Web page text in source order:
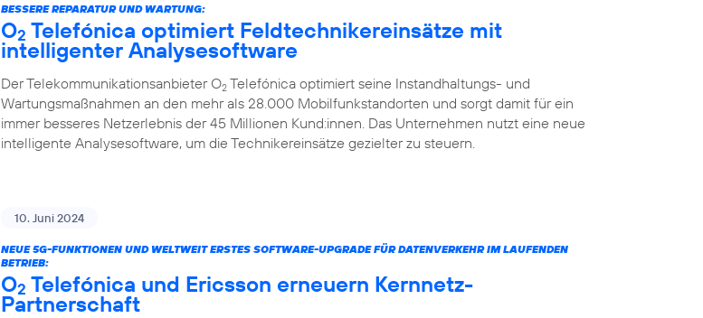
BESSERE REPARATUR UND WARTUNG:
O2 Telefónica optimiert Feldtechnikereinsätze mit
intelligenter Analysesoftware
Der Telekommunikationsanbieter O2 Telefónica optimiert seine Instandhaltungs- und
Wartungsmaßnahmen an den mehr als 28.000 Mobilfunkstandorten und sorgt damit für ein
immer besseres Netzerlebnis der 45 Millionen Kund:innen. Das Unternehmen nutzt eine neue
intelligente Analysesoftware, um die Technikereinsätze gezielter zu steuern.
10. Juni 2024
NEUE 5G-FUNKTIONEN UND WELTWEIT ERSTES SOFTWARE-UPGRADE FÜR DATENVERKEHR IM LAUFENDEN
BETRIEB:
O2 Telefónica und Ericsson erneuern Kernnetz-
Partnerschaft